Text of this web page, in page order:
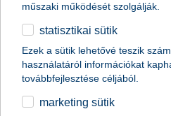
A legjobb
bank címet kapta a
Magyarországon
műszaki működését szolgálják.
statisztikai sütik
Ezek a sütik lehetővé teszik
használatáról információkat
továbbfejlesztése céljából.
marketing sütik